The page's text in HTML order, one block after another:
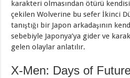
karakteri olmasından ötürü
çekilen Wolverine bu sefer İkinci
tanıştığı bir Japon arkadaşının
sebebiyle Japonya’ya gider ve
gelen olaylar anlatılır.
X-Men: Days of